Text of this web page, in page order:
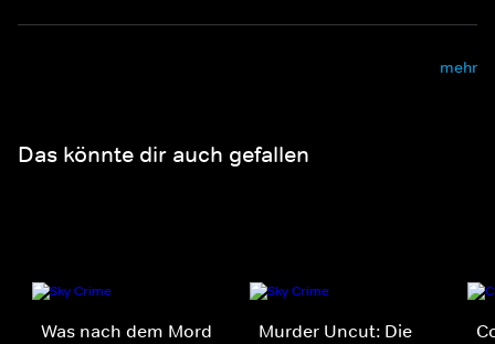
mehr
Das könnte dir auch gefallen
Was nach dem Mord
Murder Uncut: Die